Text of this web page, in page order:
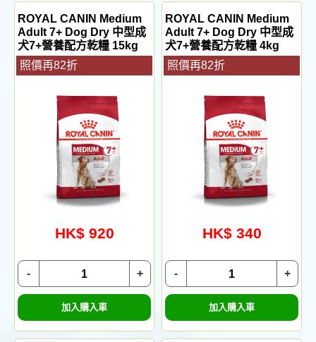
ROYAL CANIN Medium
Adult 7+ Dog Dry 中型成
犬7+營養配方乾糧 15kg
照價再82折
HK$ 920
+
-
加入購入車
ROYAL CANIN Medium
Adult 7+ Dog Dry 中型成
犬7+營養配方乾糧 4kg
照價再82折
HK$ 340
+
-
加入購入車